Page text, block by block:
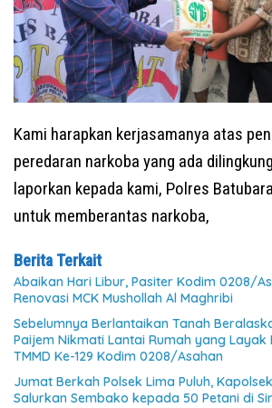
Kami harapkan kerjasamanya atas
peredaran narkoba yang ada
laporkan kepada kami, Polres
untuk memberantas narkoba,
Berita Terkait
Abaikan Hari Libur, Pasiter Kodim 0208/
Renovasi MCK Mushollah Al Maghribi
Sebelumnya Berlantaikan Tanah
Paijem Nikmati Lantai Rumah yang Layak
TMMD Ke-129 Kodim 0208/Asahan
Jumat Berkah Polsek Lima Puluh,
Salurkan Sembako kepada 50 Petani di